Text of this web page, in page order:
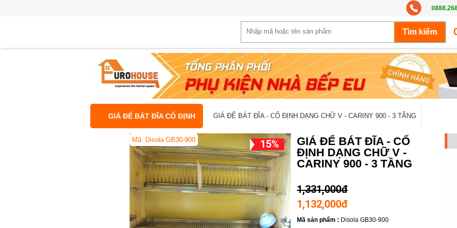
GIÁ ĐỂ BÁT ĐĨA CỐ ĐỊNH GIÁ ĐỂ BÁT ĐĨA - CỐ ĐỊNH DẠNG CHỮ V - CARINY 900 - 3 TẦNG
Mã: Disola GB30-900
GIÁ ĐỂ BÁT ĐĨA - CỐ
ĐỊNH DẠNG CHỮ V -
CARINY 900 - 3 TẦNG
1,331,000đ
15%
1,132,000đ
Mã sản phẩm : Disola GB30-900